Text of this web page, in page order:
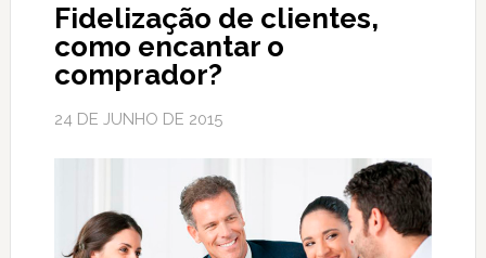
Fidelização de clientes,
como encantar o
comprador?
24 DE JUNHO DE 2015